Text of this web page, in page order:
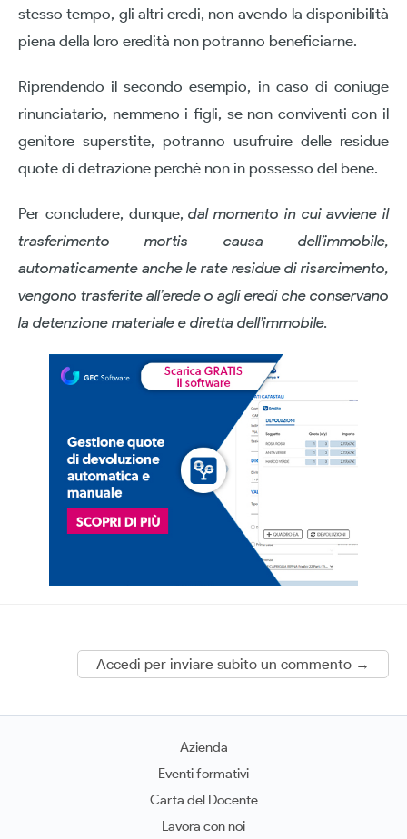
stesso tempo, gli altri eredi, non avendo la disponibilità
piena della loro eredità non potranno beneficiarne.
Riprendendo il secondo esempio, in caso di coniuge
rinunciatario, nemmeno i figli, se non conviventi con il
genitore superstite, potranno usufruire delle residue
quote di detrazione perché non in possesso del bene.
Per concludere, dunque,dal momento in cui avviene il
trasferimento mortis causa dell’immobile,
automaticamente anche le rate residue di risarcimento,
vengono trasferite all’erede o agli eredi che conservano
la detenzione materiale e diretta dell’immobile.
Accedi per inviare subito un commento →
Azienda
Eventi formativi
Carta del Docente
Lavora con noi